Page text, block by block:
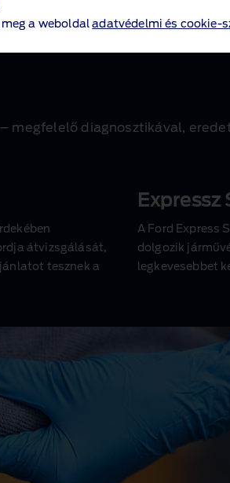
a weboldaladatvédelmi és cookie-
megfelelő diagnosztikával,
átvizsgálását,
tesznek a
Expressz
A Ford Express
dolgozik
legkevesebbet